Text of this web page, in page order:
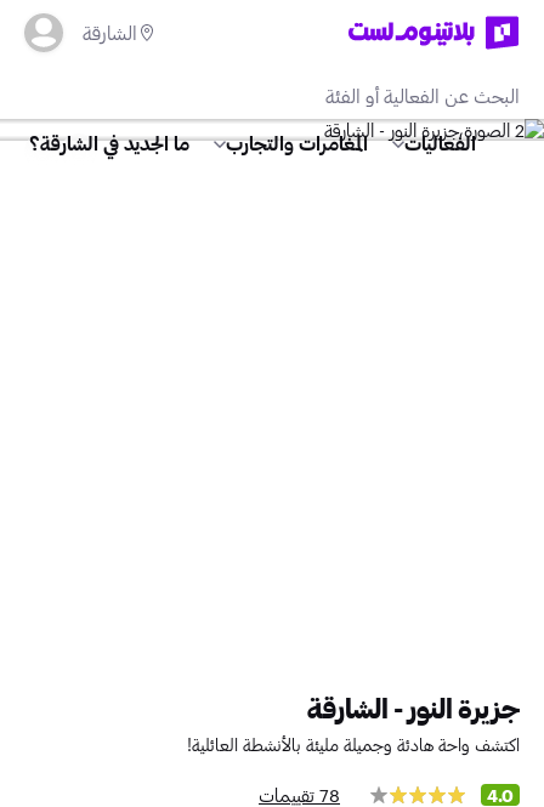
الشارقة
الفعاليات المغامرات والتجارب ما الجديد في الشارقة؟
جزيرة النور - الشارقة
اكتشف واحة هادئة وجميلة مليئة بالأنشطة العائلية!
4.0 78 تقييمات